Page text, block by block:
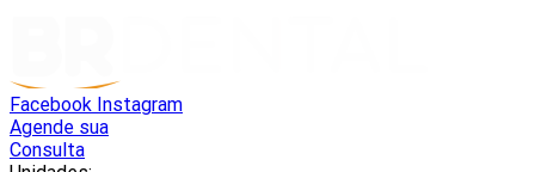
Facebook Instagram
Agende sua
Consulta